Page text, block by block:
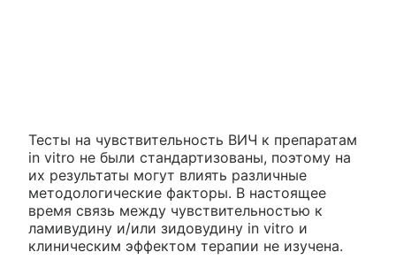
Тесты на чувствительность ВИЧ к препаратам
in vitro не были стандартизованы, поэтому на
их результаты могут влиять различные
методологические факторы. В настоящее
время связь между чувствительностью к
ламивудину и/или зидовудину in vitro и
клиническим эффектом терапии не изучена.